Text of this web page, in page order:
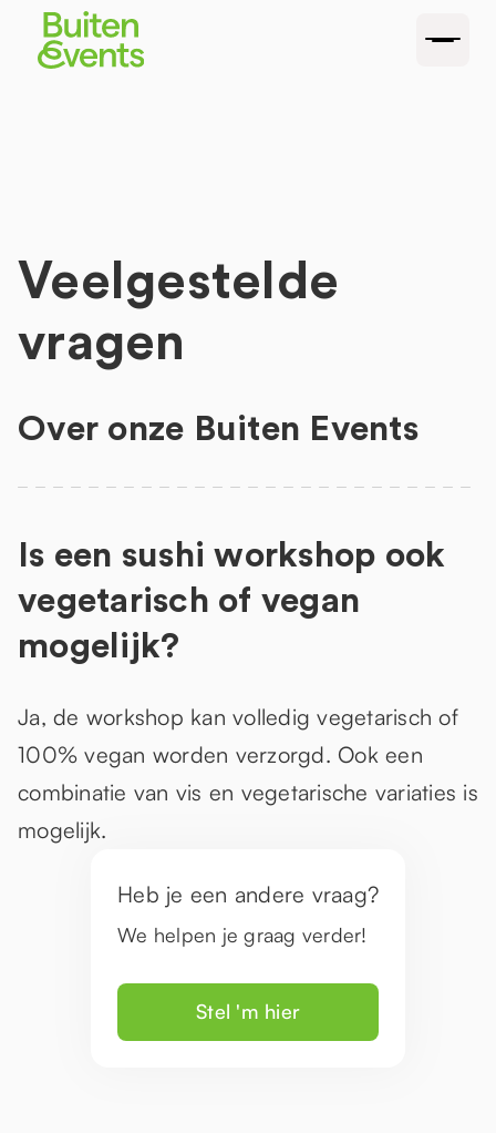
Veelgestelde
vragen
Over onze Buiten Events
Is een sushi workshop ook
vegetarisch of vegan
mogelijk?
Ja, de workshop kan volledig vegetarisch of
100% vegan worden verzorgd. Ook een
combinatie van vis en vegetarische variaties is
mogelijk.
Heb je een andere vraag?
We helpen je graag verder!
Stel 'm hier